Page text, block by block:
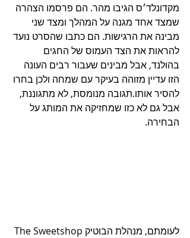
מקדונלד׳ס הגיבו מהר. הם פרסמו הצהרה
שמצד אחד מגנה על המהלך ומצד שני
מבינה את הרגישות. הם כתבו שהסרט נועד
להראות את הצד העמוס של החגים
בהולנד, אבל מבינים שעבור רבים העונה
הזו עדיין מזוהה בעיקר עם שמחה ולכן בחרו
להסיר אותו.תגובה מנומסת, לא מתגוננת,
אבל גם לא כזו שמחזיקה את המותג על
הבחירה.